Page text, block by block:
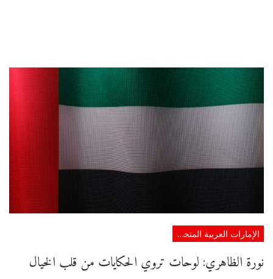
الإمارات العربية المتحدة
نورة الظاهري: لوحات تروي الحكايات من قلب الخيال